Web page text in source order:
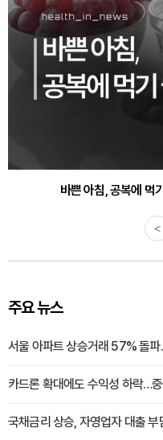
바쁜 아침, 공복에 먹
30대부터 유병률 2배...여
<
주요 뉴스
서울 아파트 상승거래 57% 돌
카드론 확대에도 수익성 하락…
국채금리 상승, 자영업자 대출 부